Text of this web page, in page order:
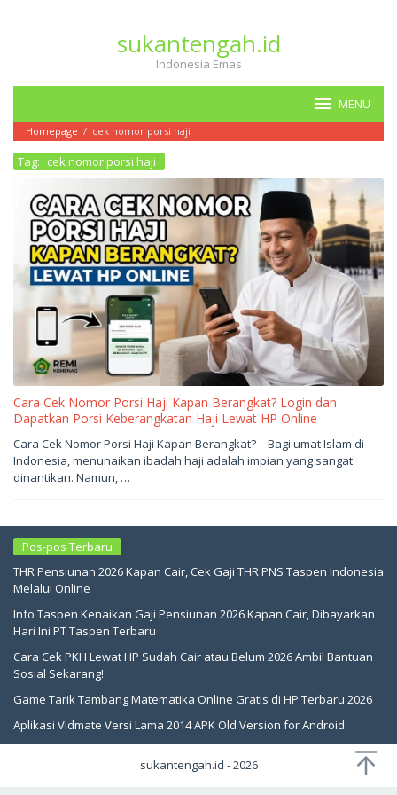
sukantengah.id
Indonesia Emas
MENU
Homepage / cek nomor porsi haji
Tag: cek nomor porsi haji
Cara Cek Nomor Porsi Haji Kapan Berangkat? Login dan
Dapatkan Porsi Keberangkatan Haji Lewat HP Online
Mei
20,
2026
oleh
sukantengah
Cara Cek Nomor Porsi Haji Kapan Berangkat? – Bagi umat Islam di
Indonesia, menunaikan ibadah haji adalah impian yang sangat
dinantikan. Namun, …
Pos-pos Terbaru
THR Pensiunan 2026 Kapan Cair, Cek Gaji THR PNS Taspen Indonesia
Melalui Online
Info Taspen Kenaikan Gaji Pensiunan 2026 Kapan Cair, Dibayarkan
Hari Ini PT Taspen Terbaru
Cara Cek PKH Lewat HP Sudah Cair atau Belum 2026 Ambil Bantuan
Sosial Sekarang!
Game Tarik Tambang Matematika Online Gratis di HP Terbaru 2026
Aplikasi Vidmate Versi Lama 2014 APK Old Version for Android
sukantengah.id - 2026